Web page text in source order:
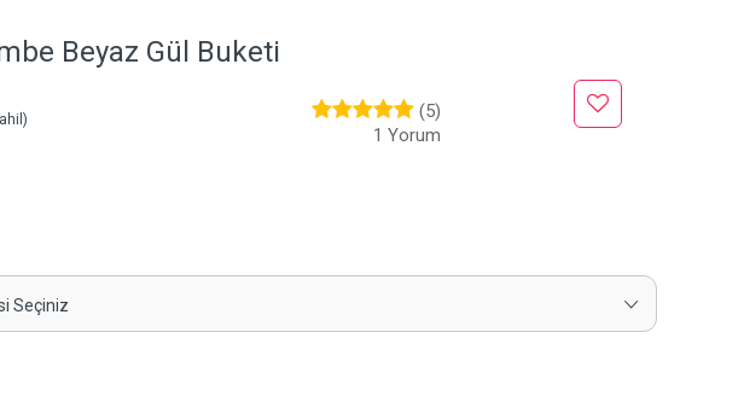
Beyaz Gül Buketi
(5)
1 Yorum
Seçiniz